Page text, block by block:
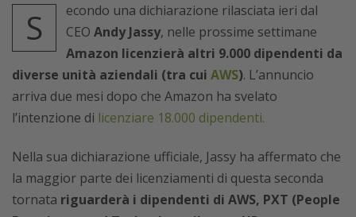
S
econdo una dichiarazione rilasciata ieri dal
CEO Andy Jassy, nelle prossime settimane
Amazon licenzierà altri 9.000 dipendenti da
diverse unità aziendali (tra cui AWS). L’annuncio
arriva due mesi dopo che Amazon ha svelato
l’intenzione di licenziare 18.000 dipendenti.
Nella sua dichiarazione ufficiale, Jassy ha affermato che
la maggior parte dei licenziamenti di questa seconda
tornata riguarderà i dipendenti di AWS, PXT (People